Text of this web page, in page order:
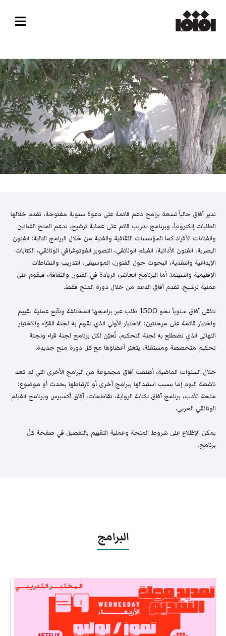
تدير آفاق حالياً تسعة برامج دعم قائمة على دعوة سنوية مفتوحة، تقدم خلالها
الطلبات إلكترونياً، وبرنامج تدريب قائم على عملية ترشيح. تدعم المنح الفنانين
والفنانات الأفراد كما المؤسسات الثقافية والفنية من خلال البرامج التالية: الفنون
البصرية، الفنون الأدائية، الفيلم الوثائقي، التصوير الفوتوغرافي الوثائقي، الكتابات
الإبداعية والنقدية، البحوث حول الفنون، الموسيقى، التدريب والنشاطات
الإقليمية والسينما. أما البرنامج العاشر، الريادة في الفنون والثقافة، فيقوم على
عملية ترشيح. تقدم آفاق الدعم من خلال دورة المنح فقط.
تتلقى آفاق سنوياً نحو 1500 طلب عبر برامجها المختلفة وتتّبع عملية تقييم
واختيار قائمة على مرحلتين: الاختيار الأولي الذي تقوم به لجنة القرّاء والاختيار
النهائي الذي تضطلع به لجنة التحكيم. تُعيّن لكل برنامج لجنة قراء ولجنة
تحكيم متخصصة ومستقلة، يتغيّر أعضاؤها مع كل دورة منح جديدة.
خلال السنوات الماضية، أطلقت آفاق مجموعة من البرامج الأخرى التي لم تعد
ناشطة اليوم إما بسبب استبدالها ببرامج أخرى أو لارتباطها بحدث أو موضوع:
منحة الأدب، برنامج آفاق لكتابة الرواية، تقاطعات، آفاق أكسبرس وبرنامج الفيلم
الوثائقي العربي.
يمكن الإطّلاع على شروط المنحة وعملية التقييم بالتفصيل في صفحة كلّ
برنامج.
البرامج